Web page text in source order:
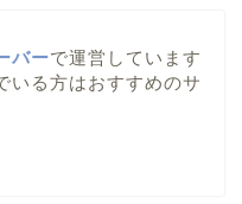
バーで運営しています
いる方はおすすめのサ